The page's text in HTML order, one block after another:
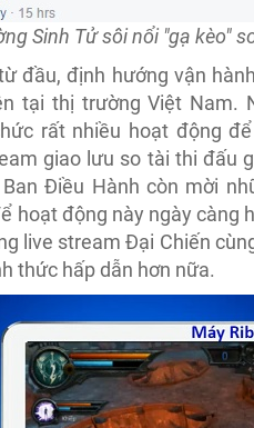
Sinh Tử sôi nổi "gạ kèo"
đầu, định hướng vận
tại thị trường Việt Nam.
rất nhiều hoạt động
giao lưu so tài thi đấu
Điều Hành còn mời
hoạt động này ngày càng
live stream Đại Chiến
thức hấp dẫn hơn nữa.